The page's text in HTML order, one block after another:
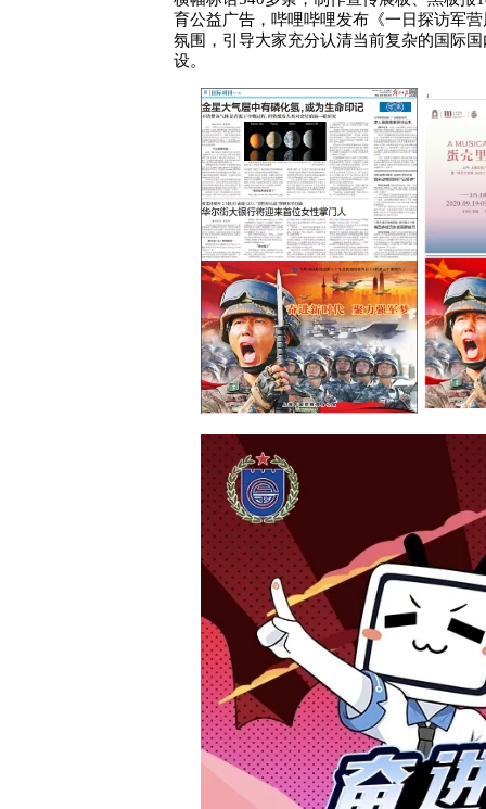
育公益广告，哔哩哔哩发布《一日探访军
氛围，引导大家充分认清当前复杂的国际
设。